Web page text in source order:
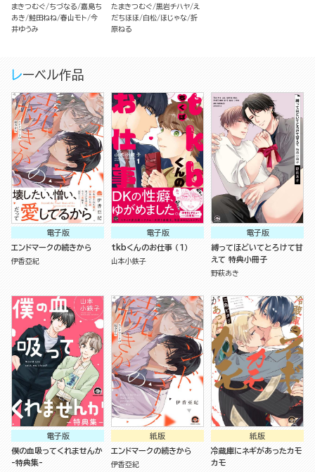
まきつむぐ
ちづなる 嘉島ち
あき 鮭田ねね 春山モト 今
井ゆうみ
たまきつむぐ 黒岩チハヤ え
だちほほ
白松 ほじゃな 折
原ねる
レーベル作品
電子版
エンドマークの続きから
伊香亞紀
電子版
tkbくんのお仕事 （1）
山本小鉄子
電子版
縛ってほどいてとろけて甘
えて 特典小冊子
野萩あき
電子版
僕の血吸ってくれませんか
-特典集-
紙版
エンドマークの続きから
伊香亞紀
紙版
冷蔵庫にネギがあったカモ
カモ